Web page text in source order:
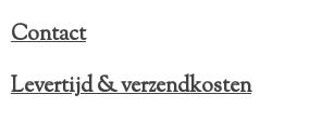
Contact
Levertijd & verzendkosten